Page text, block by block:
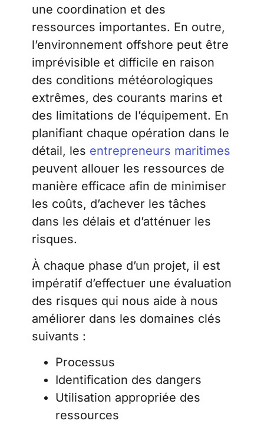
une coordination et des
ressources importantes. En outre,
l’environnement offshore peut être
imprévisible et difficile en raison
des conditions météorologiques
extrêmes, des courants marins et
des limitations de l’équipement. En
planifiant chaque opération dans le
détail, les entrepreneurs maritimes
peuvent allouer les ressources de
manière efficace afin de minimiser
les coûts, d’achever les tâches
dans les délais et d’atténuer les
risques.
À chaque phase d’un projet, il est
impératif d’effectuer une évaluation
des risques qui nous aide à nous
améliorer dans les domaines clés
suivants :
Processus
Identification des dangers
Utilisation appropriée des
ressources